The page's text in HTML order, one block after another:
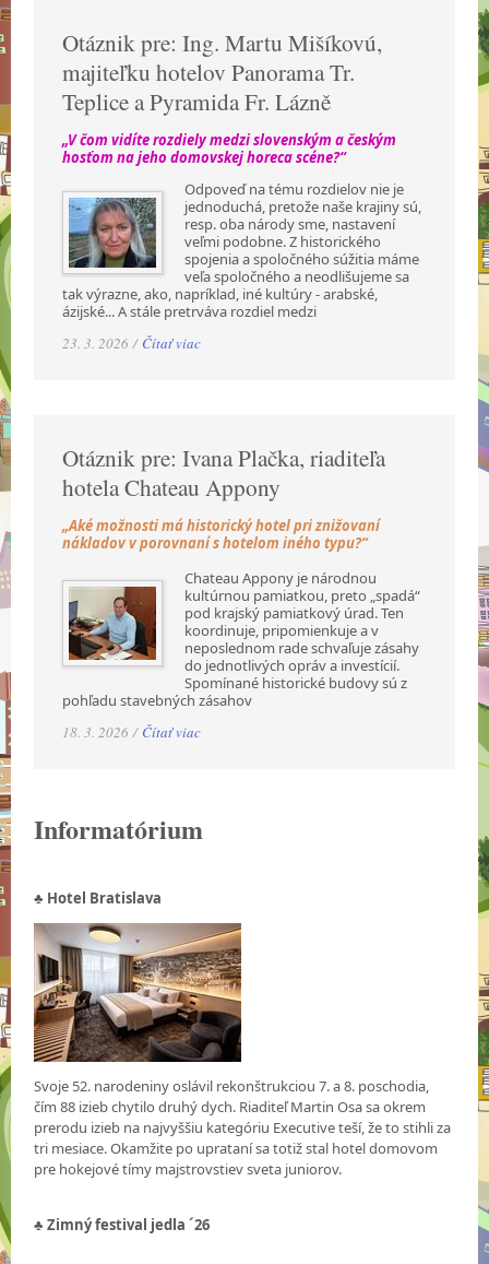
Otáznik pre: Ing. Martu Mišíkovú,
majiteľku hotelov Panorama Tr.
Teplice a Pyramida Fr. Lázně
„V čom vidíte rozdiely medzi slovenským a českým
hosťom na jeho domovskej horeca scéne?“
Odpoveď na tému rozdielov nie je
jednoduchá, pretože naše krajiny sú,
resp. oba národy sme, nastavení
veľmi podobne. Z historického
spojenia a spoločného súžitia máme
veľa spoločného a neodlišujeme sa
tak výrazne, ako, napríklad, iné kultúry - arabské,
ázijské... A stále pretrváva rozdiel medzi
23. 3. 2026 / Čítať viac
Otáznik pre: Ivana Plačka, riaditeľa
hotela Chateau Appony
„Aké možnosti má historický hotel pri znižovaní
nákladov v porovnaní s hotelom iného typu?“
Chateau Appony je národnou
kultúrnou pamiatkou, preto „spadá“
pod krajský pamiatkový úrad. Ten
koordinuje, pripomienkuje a v
neposlednom rade schvaľuje zásahy
do jednotlivých opráv a investícií.
Spomínané historické budovy sú z
pohľadu stavebných zásahov
18. 3. 2026 / Čítať viac
Informatórium
♣ Hotel Bratislava
Svoje 52. narodeniny oslávil rekonštrukciou 7. a 8. poschodia,
čím 88 izieb chytilo druhý dych. Riaditeľ Martin Osa sa okrem
prerodu izieb na najvyššiu kategóriu Executive teší, že to stihli za
tri mesiace. Okamžite po uprataní sa totiž stal hotel domovom
pre hokejové tímy majstrovstiev sveta juniorov.
♣ Zimný festival jedla ´26